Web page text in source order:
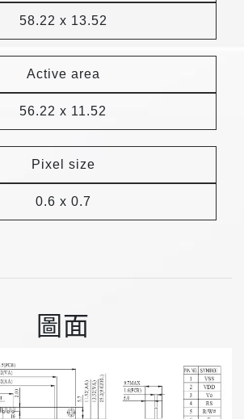
58.22 x 13.52
Active area
56.22 x 11.52
Pixel size
0.6 x 0.7
圖面